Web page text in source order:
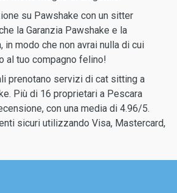
su Pawshake con un sitter
la Garanzia Pawshake e la
in modo che non avrai nulla di cui
al tuo compagno felino!
prenotano servizi di cat sitting a
Più di 16 proprietari a Pescara
con una media di 4.96/5.
sicuri utilizzando Visa, Mastercard,